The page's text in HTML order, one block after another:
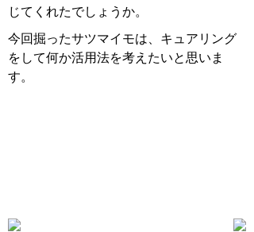
じてくれたでしょうか。
今回掘ったサツマイモは、キュアリング
をして何か活用法を考えたいと思いま
す。